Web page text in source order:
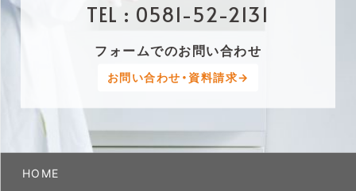
TEL : 0581-52-2131
フォームでのお問い合わせ
お問い合わせ・資料請求→
HOME